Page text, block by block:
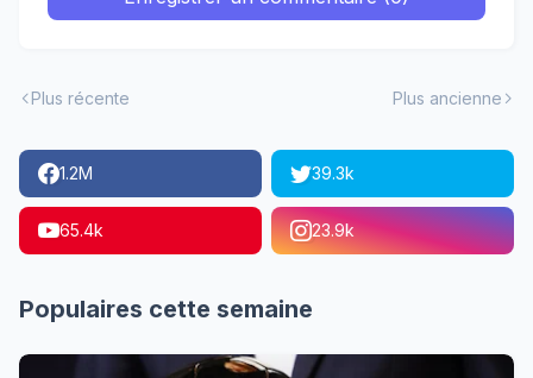
Plus récente Plus ancienne
1.2M 39.3k
65.4k 23.9k
Populaires cette semaine